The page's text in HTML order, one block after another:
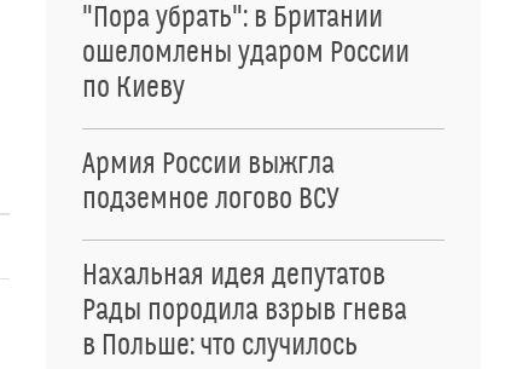
"Пора убрать": в Британии
ошеломлены ударом России
по Киеву
Армия России выжгла
подземное логово ВСУ
Нахальная идея депутатов
Рады породила взрыв гнева
в Польше: что случилось